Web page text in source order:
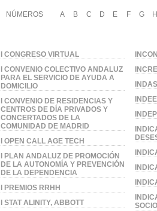
NÚMEROS A B C D E F G H
I CONGRESO VIRTUAL
I CONVENIO COLECTIVO ANDALUZ
PARA EL SERVICIO DE AYUDA A
DOMICILIO
I CONVENIO DE RESIDENCIAS Y
CENTROS DE DÍA PRIVADOS Y
CONCERTADOS DE LA
COMUNIDAD DE MADRID
I OPEN CALL AGE TECH
I PLAN ANDALUZ DE PROMOCIÓN
DE LA AUTONOMÍA Y PREVENCIÓN
DE LA DEPENDENCIA
I PREMIOS RRHH
I STAT ALINITY, ABBOTT